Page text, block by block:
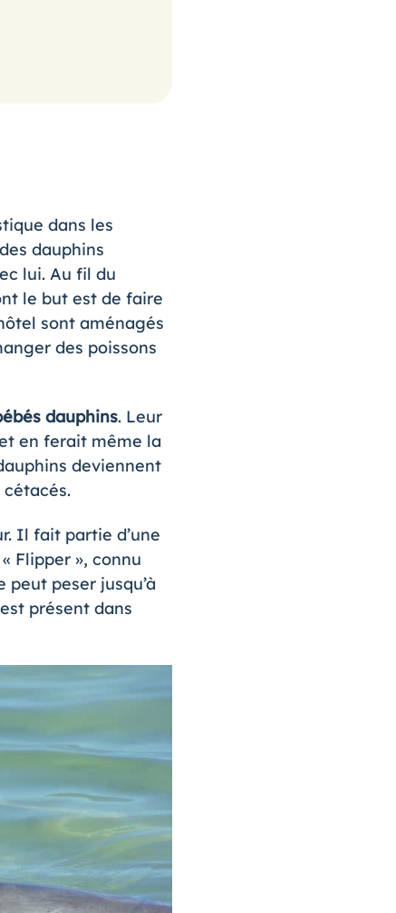
dans les
dauphins
lui. Au fil du
le but est de faire
sont aménagés
des poissons
dauphins. Leur
en ferait même la
deviennent
Il fait partie d’une
Flipper », connu
peser jusqu’à
présent dans